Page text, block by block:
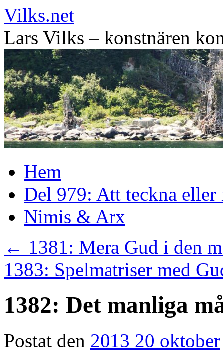
Vilks.net
Lars Vilks – konstnären
Hoppa
till
innehållHem
Del 979: Att teckna eller
Nimis & Arx
← 1381: Mera Gud i den
1383: Spelmatriser med
1382: Det manliga
Postat den 2013 20 oktober